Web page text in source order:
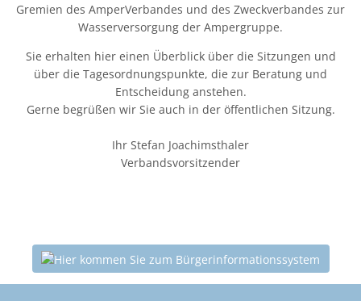
Gremien des AmperVerbandes und des Zweckverbandes zur
Wasserversorgung der Ampergruppe.
Sie erhalten hier einen Überblick über die Sitzungen und
über die Tagesordnungspunkte, die zur Beratung und
Entscheidung anstehen.
Gerne begrüßen wir Sie auch in der öffentlichen Sitzung.
Ihr Stefan Joachimsthaler
Verbandsvorsitzender